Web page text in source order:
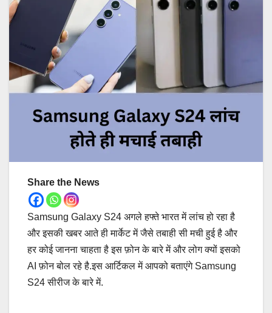
Share the News
Samsung Galaxy S24 अगले हफ्ते भारत में लांच हो रहा है
और इसकी खबर आते ही मार्केट में जैसे तबाही सी मची हुई है और
हर कोई जानना चाहता है इस फ़ोन के बारे में और लोग क्यों इसको
AI फ़ोन बोल रहे है.इस आर्टिकल में आपको बताएंगे Samsung
S24 सीरीज के बारे में.